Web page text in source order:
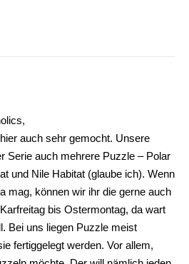
auch sehr gemocht. Unsere
Serie auch mehrere Puzzle – Polar
und Nile Habitat (glaube ich). Wenn
mag, können wir ihr die gerne auch
bis Ostermontag, da wart
Bei uns liegen Puzzle meist
fertiggelegt werden. Vor allem,